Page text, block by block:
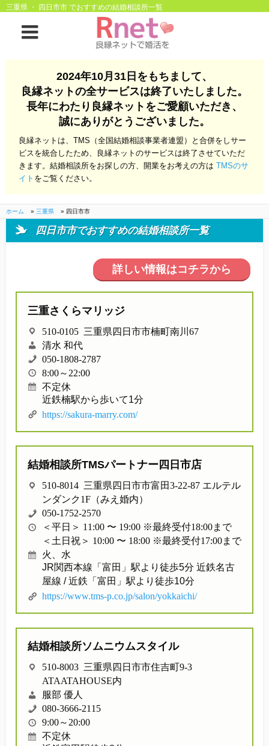
良縁ネットとは
お金のこと
会社概要
よくある質問
開業支援
お金のこと
会社概要
一般のよくある質問
相談室からのよくある質問
三重県 ・ 四日市市 でおすすめの結婚相談所一覧
2024年10月31日をもちまして、
良縁ネットの全サービスは終了いたしました。
長年にわたり良縁ネットをご愛顧いただき、
誠にありがとうございました。
良縁ネットは、TMS（全国結婚相談事業者連盟）と合併をしサー
ビスを統合したため、良縁ネットのサービスは終了させていただ
きます。結婚相談所をお探しの方、開業をお考えの方はTMSのサ
イト をご覧ください。
ホーム » 三重県 » 四日市市
四日市市でおすすめの結婚相談所一覧
詳しい情報はコチラから
三重さくらマリッジ
510-0105 三重県四日市市楠町南川67
清水 和代
050-1808-2787
8:00～22:00
不定休
近鉄楠駅から歩いて1分
https://sakura-marry.com/
結婚相談所TMSパートナー四日市店
510-8014 三重県四日市市富田3-22-87 エルテル
ンダンク1F（みえ婚内）
050-1752-2570
＜平日＞ 11:00 〜 19:00 ※最終受付18:00まで
＜土日祝＞ 10:00 〜 18:00 ※最終受付17:00まで
火、水
JR関西本線「富田」駅より徒歩5分 近鉄名古
屋線 / 近鉄「富田」駅より徒歩10分
https://www.tms-p.co.jp/salon/yokkaichi/
結婚相談所ソムニウムスタイル
510-8003 三重県四日市市住吉町9-3
ATAATAHOUSE内
服部 優人
080-3666-2115
9:00～20:00
不定休